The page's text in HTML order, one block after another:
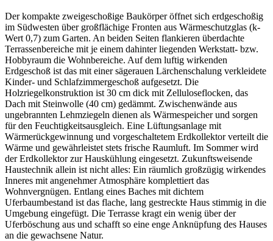
Der kompakte zweigeschoßige Baukörper öffnet sich erdgeschoßig
im Südwesten über großflächige Fronten aus Wärmeschutzglas (k-
Wert 0,7) zum Garten. An beiden Seiten flankieren überdachte
Terrassenbereiche mit je einem dahinter liegenden Werkstatt- bzw.
Hobbyraum die Wohnbereiche. Auf dem luftig wirkenden
Erdgeschoß ist das mit einer sägerauen Lärchenschalung verkleidete
Kinder- und Schlafzimmergeschoß aufgesetzt. Die
Holzriegelkonstruktion ist 30 cm dick mit Zelluloseflocken, das
Dach mit Steinwolle (40 cm) gedämmt. Zwischenwände aus
ungebrannten Lehmziegeln dienen als Wärmespeicher und sorgen
für den Feuchtigkeitsausgleich. Eine Lüftungsanlage mit
Wärmerückgewinnung und vorgeschaltetem Erdkollektor verteilt die
Wärme und gewährleistet stets frische Raumluft. Im Sommer wird
der Erdkollektor zur Hauskühlung eingesetzt. Zukunftsweisende
Haustechnik allein ist nicht alles: Ein räumlich großzügig wirkendes
Inneres mit angenehmer Atmosphäre komplettiert das
Wohnvergnügen. Entlang eines Baches mit dichtem
Uferbaumbestand ist das flache, lang gestreckte Haus stimmig in die
Umgebung eingefügt. Die Terrasse kragt ein wenig über der
Uferböschung aus und schafft so eine enge Anknüpfung des Hauses
an die gewachsene Natur.